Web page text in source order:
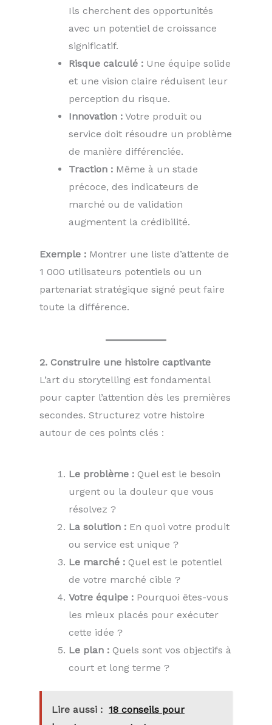
Ils cherchent des opportunités
avec un potentiel de croissance
significatif.
Risque calculé : Une équipe solide
et une vision claire réduisent leur
perception du risque.
Innovation : Votre produit ou
service doit résoudre un problème
de manière différenciée.
Traction : Même à un stade
précoce, des indicateurs de
marché ou de validation
augmentent la crédibilité.
Exemple : Montrer une liste d’attente de
1 000 utilisateurs potentiels ou un
partenariat stratégique signé peut faire
toute la différence.
2. Construire une histoire captivante
L’art du storytelling est fondamental
pour capter l’attention dès les premières
secondes. Structurez votre histoire
autour de ces points clés :
Le problème : Quel est le besoin
urgent ou la douleur que vous
résolvez ?
La solution : En quoi votre produit
ou service est unique ?
Le marché : Quel est le potentiel
de votre marché cible ?
Votre équipe : Pourquoi êtes-vous
les mieux placés pour exécuter
cette idée ?
Le plan : Quels sont vos objectifs à
court et long terme ?
Lire aussi : 18 conseils pour